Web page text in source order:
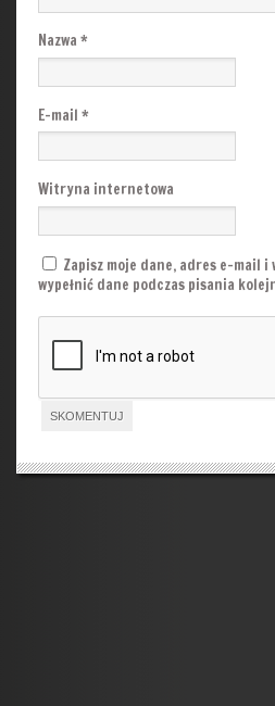
Nazwa *
E-mail *
Witryna internetowa
Zapisz moje dane, adres e-mail
wypełnić dane podczas pisania